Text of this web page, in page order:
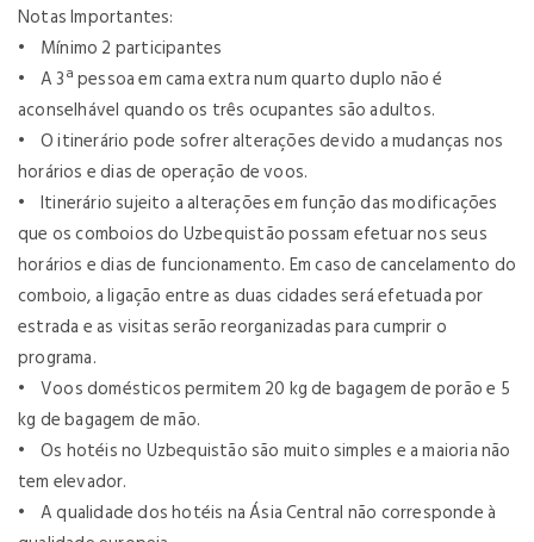
Notas Importantes:
• Mínimo 2 participantes
• A 3ª pessoa em cama extra num quarto duplo não é
aconselhável quando os três ocupantes são adultos.
• O itinerário pode sofrer alterações devido a mudanças nos
horários e dias de operação de voos.
• Itinerário sujeito a alterações em função das modificações
que os comboios do Uzbequistão possam efetuar nos seus
horários e dias de funcionamento. Em caso de cancelamento do
comboio, a ligação entre as duas cidades será efetuada por
estrada e as visitas serão reorganizadas para cumprir o
programa.
• Voos domésticos permitem 20 kg de bagagem de porão e 5
kg de bagagem de mão.
• Os hotéis no Uzbequistão são muito simples e a maioria não
tem elevador.
• A qualidade dos hotéis na Ásia Central não corresponde à